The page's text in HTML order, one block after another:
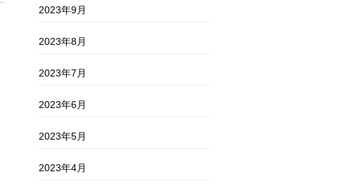
2023年9月
2023年8月
2023年7月
2023年6月
2023年5月
2023年4月